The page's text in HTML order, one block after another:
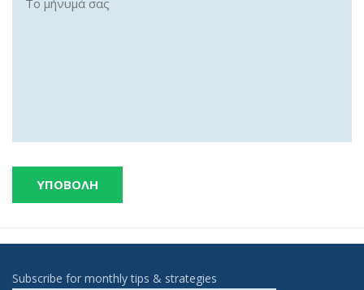
Subscribe for monthly tips & strategies